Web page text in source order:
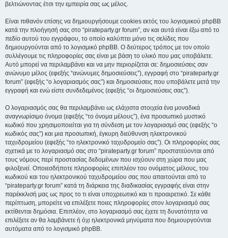
βελτιώνοντας έτσι την εμπειρία σας ως μέλος.
Είναι πιθανόν επίσης να δημιουργήσουμε cookies εκτός του λογισμικού phpBB
κατά την πλοήγησή σας στο “pirateparty.gr forum”, αν και αυτά είναι έξω από το
πεδίο αυτού του εγγράφου, το οποίο καλύπτει μόνο τις σελίδες που
δημιουργούνται από το λογισμικό phpBB. Ο δεύτερος τρόπος με τον οποίο
συλλέγουμε τις πληροφορίες σας είναι με βάση το υλικό που μας υποβάλετε.
Αυτό μπορεί να περιλαμβάνει και να μην περιορίζεται σε: δημοσιεύσεις σαν
ανώνυμο μέλος (εφεξής “ανώνυμες δημοσιεύσεις”), εγγραφή στο “pirateparty.gr
forum” (εφεξής “ο λογαριασμός σας”) και δημοσιεύσεις που υποβάλετε μετά την
εγγραφή και ενώ είστε συνδεδεμένος (εφεξής “οι δημοσιεύσεις σας”).
Ο λογαριασμός σας θα περιλαμβάνει ως ελάχιστα στοιχεία ένα μοναδικά
αναγνωρίσιμο όνομα (εφεξής “το όνομα μέλους”), ένα προσωπικό μυστικό
κωδικό που χρησιμοποιείται για τη σύνδεση με τον λογαριασμό σας (εφεξής “ο
κωδικός σας”) και μια προσωπική, έγκυρη διεύθυνση ηλεκτρονικού
ταχυδρομείου (εφεξής “το ηλεκτρονικό ταχυδρομείο σας”). Οι πληροφορίες σας
σχετικά με το λογαριασμό σας στο “pirateparty.gr forum” προστατεύονται από
τους νόμους περί προστασίας δεδομένων που ισχύουν στη χώρα που μας
φιλοξενεί. Οποιεσδήποτε πληροφορίες επιπλέον του ονόματος μέλους, του
κωδικού και του ηλεκτρονικού ταχυδρομείου σας που απαιτούνται από το
“pirateparty.gr forum” κατά τη διάρκεια της διαδικασίας εγγραφής είναι στην
παρέκκλισή μας ως προς το τι είναι υποχρεωτικό και τι προαιρετικό. Σε κάθε
περίπτωση, μπορείτε να επιλέξετε ποιες πληροφορίες στον λογαριασμό σας
εκτίθενται δημόσια. Επιπλέον, στο λογαριασμό σας έχετε τη δυνατότητα να
επιλέξετε αν θα λαμβάνετε ή όχι ηλεκτρονικά μηνύματα που δημιουργούνται
αυτόματα από το λογισμικό phpBB.